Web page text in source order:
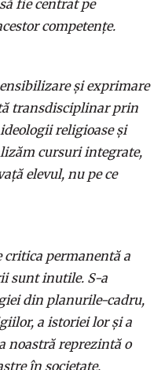
fie centrat pe
competențe.
și exprimare
transdisciplinar prin
religioase și
cursuri integrate,
elevul, nu pe ce
critica permanentă a
sunt inutile. S-a
din planurile-cadru,
a istoriei lor și a
noastră reprezintă o
în societate.